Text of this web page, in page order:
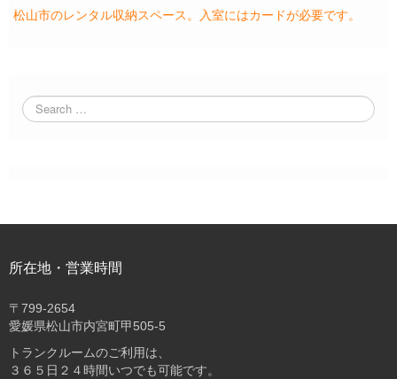
松山市のレンタル収納スペース。入室にはカードが必要です。
所在地・営業時間
〒 799-2654
愛媛県松山市内宮町甲505-5
トランクルームのご利用は、
３６５日２４時間いつでも可能です。